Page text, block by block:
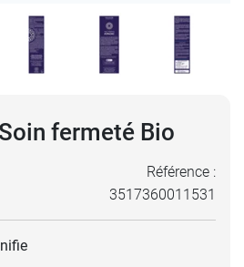
fermeté Bio
Référence :
3517360011531